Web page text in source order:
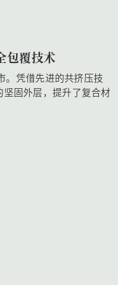
覆技术
。凭借先进的共挤压技
固外层，提升了复合材